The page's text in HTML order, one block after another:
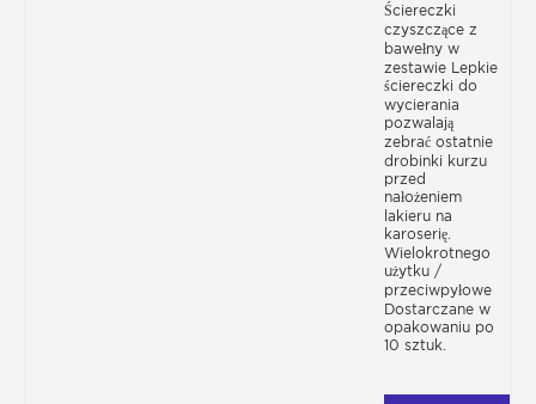
Ściereczki
czyszczące z
bawełny w
zestawie Lepkie
ściereczki do
wycierania
pozwalają
zebrać ostatnie
drobinki kurzu
przed
nałożeniem
lakieru na
karoserię.
Wielokrotnego
użytku /
przeciwpyłowe
Dostarczane w
opakowaniu po
10 sztuk.